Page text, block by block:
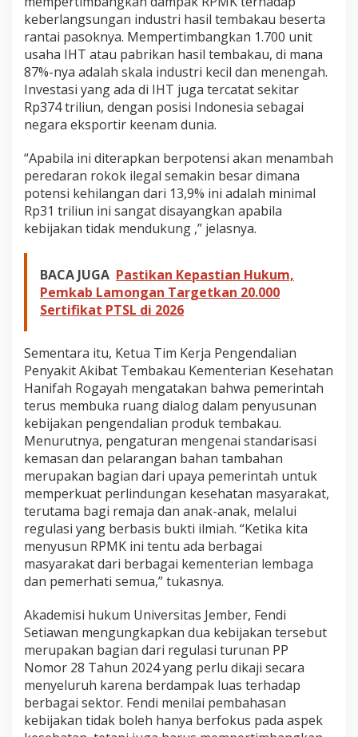
keberlangsungan industri hasil tembakau beserta
rantai pasoknya. Mempertimbangkan 1.700 unit
usaha IHT atau pabrikan hasil tembakau, di mana
87%-nya adalah skala industri kecil dan menengah.
Investasi yang ada di IHT juga tercatat sekitar
Rp374 triliun, dengan posisi Indonesia sebagai
negara eksportir keenam dunia.
“Apabila ini diterapkan berpotensi akan menambah
peredaran rokok ilegal semakin besar dimana
potensi kehilangan dari 13,9% ini adalah minimal
Rp31 triliun ini sangat disayangkan apabila
kebijakan tidak mendukung ,” jelasnya.
BACA JUGA Pastikan Kepastian Hukum,
Pemkab Lamongan Targetkan 20.000
Sertifikat PTSL di 2026
Sementara itu, Ketua Tim Kerja Pengendalian
Penyakit Akibat Tembakau Kementerian Kesehatan
Hanifah Rogayah mengatakan bahwa pemerintah
terus membuka ruang dialog dalam penyusunan
kebijakan pengendalian produk tembakau.
Menurutnya, pengaturan mengenai standarisasi
kemasan dan pelarangan bahan tambahan
merupakan bagian dari upaya pemerintah untuk
memperkuat perlindungan kesehatan masyarakat,
terutama bagi remaja dan anak-anak, melalui
regulasi yang berbasis bukti ilmiah. “Ketika kita
menyusun RPMK ini tentu ada berbagai
masyarakat dari berbagai kementerian lembaga
dan pemerhati semua,” tukasnya.
Akademisi hukum Universitas Jember, Fendi
Setiawan mengungkapkan dua kebijakan tersebut
merupakan bagian dari regulasi turunan PP
Nomor 28 Tahun 2024 yang perlu dikaji secara
menyeluruh karena berdampak luas terhadap
berbagai sektor. Fendi menilai pembahasan
kebijakan tidak boleh hanya berfokus pada aspek